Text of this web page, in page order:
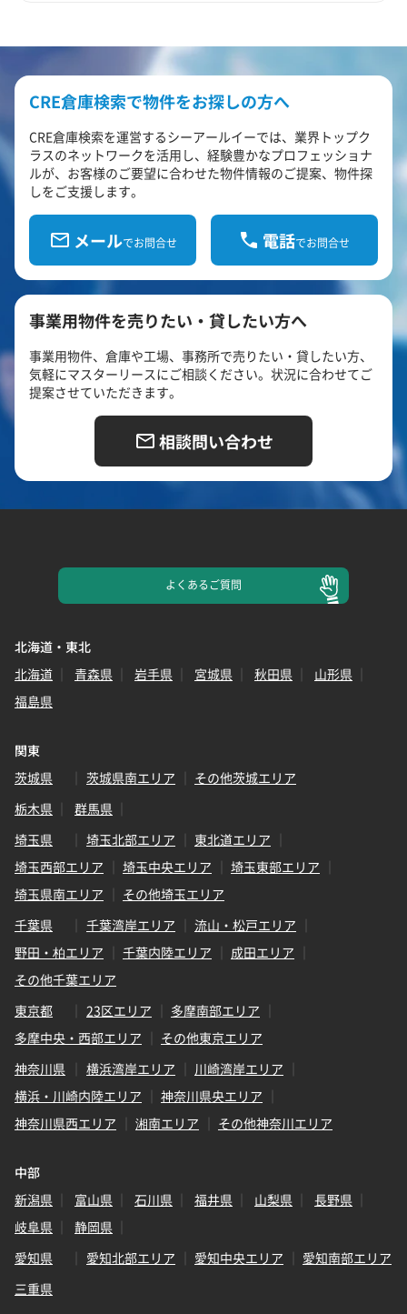
CRE倉庫検索で物件をお探しの方へ
CRE倉庫検索を運営するシーアールイーでは、業界トップク
ラスのネットワークを活用し、経験豊かなプロフェッショナ
ルが、お客様のご要望に合わせた物件情報のご提案、物件探
しをご支援します。
メールでお問合せ 電話でお問合せ
事業用物件を売りたい・貸したい方へ
事業用物件、倉庫や工場、事務所で売りたい・貸したい方、
気軽にマスターリースにご相談ください。状況に合わせてご
提案させていただきます。
相談問い合わせ
よくあるご質問
北海道・東北
北海道
青森県 岩手県 宮城県 秋田県
山形県
福島県
関東
茨城県
茨城県南エリア
その他茨城エリア
栃木県
群馬県
埼玉県
埼玉北部エリア
東北道エリア
埼玉西部エリア
埼玉中央エリア
埼玉東部エリア
埼玉県南エリア
その他埼玉エリア
千葉県
千葉湾岸エリア
流山・松戸エリア
野田・柏エリア
千葉内陸エリア
成田エリア
その他千葉エリア
東京都
23区エリア
多摩南部エリア
多摩中央・西部エリア
その他東京エリア
神奈川県
横浜湾岸エリア
川崎湾岸エリア
横浜・川崎内陸エリア
神奈川県央エリア
神奈川県西エリア
湘南エリア その他神奈川エリア
中部
新潟県
富山県 石川県 福井県 山梨県
長野県
岐阜県
静岡県
愛知県
愛知北部エリア 愛知中央エリア
愛知南部エリア
三重県